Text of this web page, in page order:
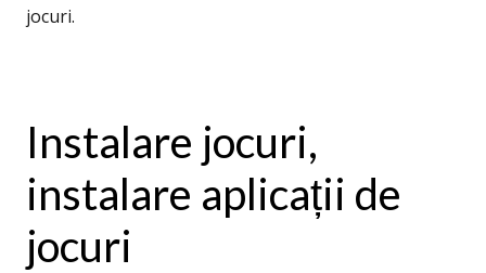
jocuri.
Instalare jocuri,
instalare aplicații de
jocuri